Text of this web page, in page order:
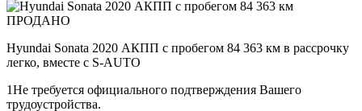
ПРОДАНО
Hyundai Sonata 2020 АКПП с пробегом 84 363 км в рассрочку
легко, вместе с S-AUTO
1Не требуется официального подтверждения Вашего
трудоустройства.